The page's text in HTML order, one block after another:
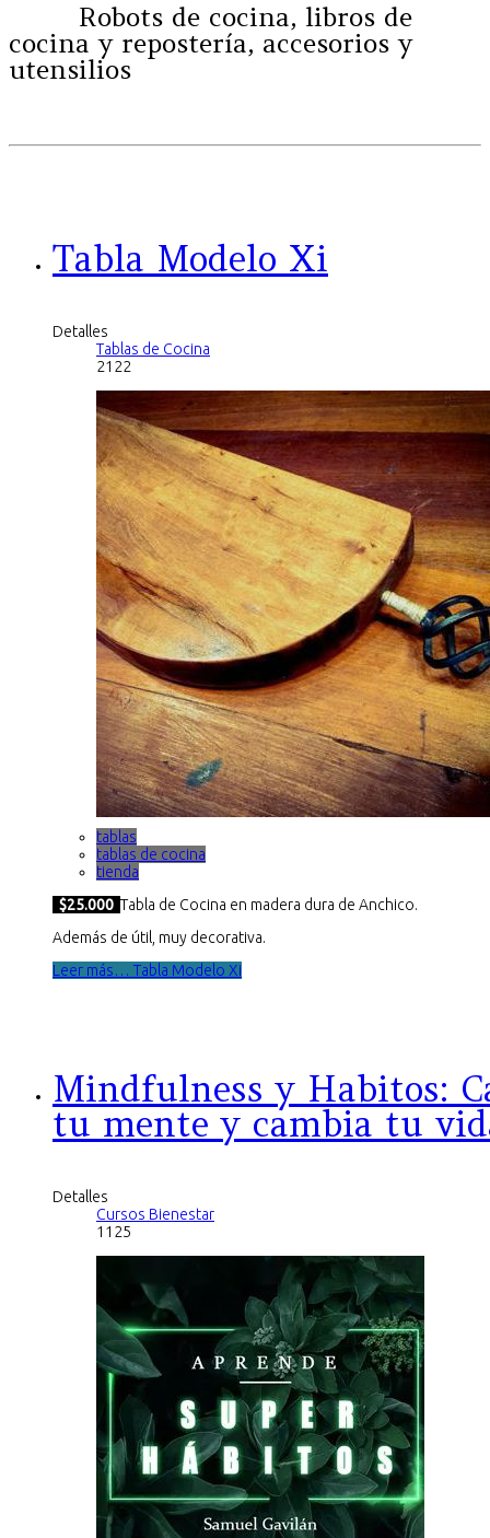
Robots de cocina, libros de
cocina y repostería, accesorios y
utensilios
Tabla Modelo Xi
Detalles
Tablas de Cocina
2122
tablas
tablas de cocina
tienda
$25.000 Tabla de Cocina en madera dura de Anchico.
Además de útil, muy decorativa.
Leer más… Tabla Modelo Xi
Mindfulness y Habitos:
tu mente y cambia tu
Detalles
Cursos Bienestar
1125